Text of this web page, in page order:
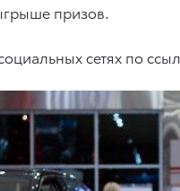
призов.
сетях по